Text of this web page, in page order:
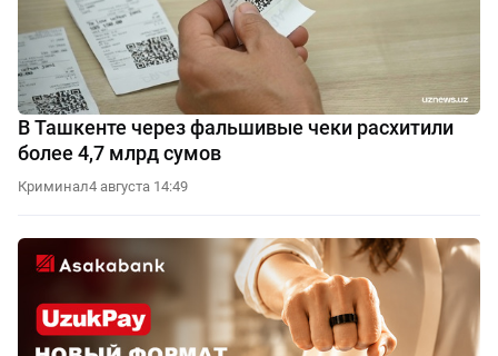
В Ташкенте через фальшивые чеки расхитили
более 4,7 млрд сумов
Криминал4 августа 14:49